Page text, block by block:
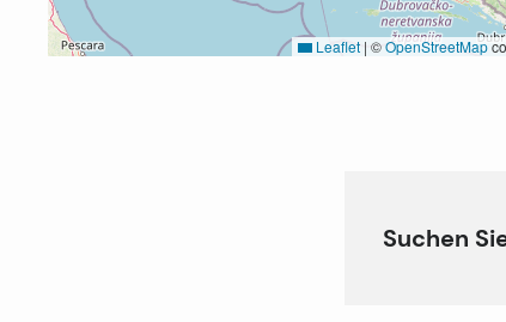
Leaflet | ©OpenStreetMap
Suchen